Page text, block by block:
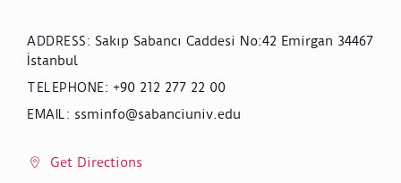
ADDRESS: Sakıp Sabancı Caddesi No:42 Emirgan 34467
İstanbul
TELEPHONE: +90 212 277 22 00
EMAIL : ssminfo@sabanciuniv.edu
Get Directions